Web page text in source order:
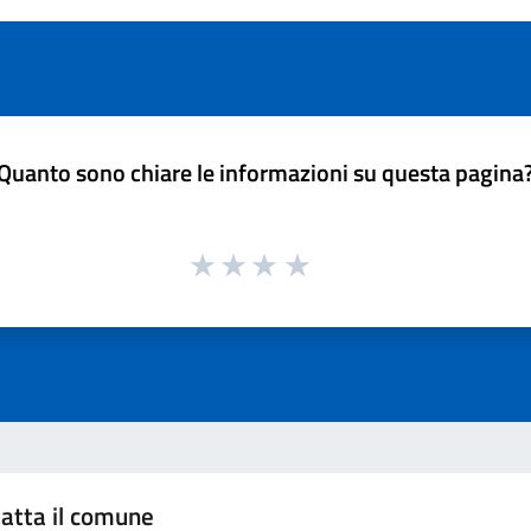
sono chiare le informazioni su questa
il comune